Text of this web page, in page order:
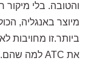
והטובה. בלי מיקור
מיוצר באנגליה,
ביותר.זו מחויבות
את ATC למה שהם.